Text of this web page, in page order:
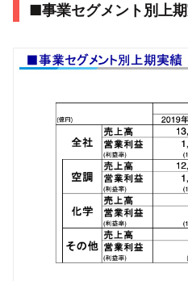
■事業セグメント別上